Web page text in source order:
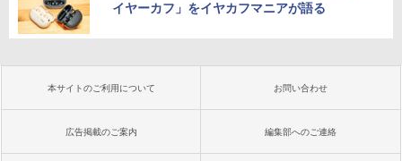
イヤーカフ」をイヤカフマニアが語る
本サイトのご利用について お問い合わせ
広告掲載のご案内 編集部へのご連絡